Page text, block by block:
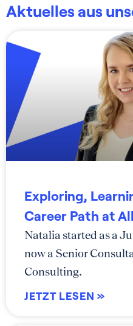
Aktuelles aus
Exploring,
Career Path at
Natalia started as a
now a Senior
Consulting.
JETZT LESEN »